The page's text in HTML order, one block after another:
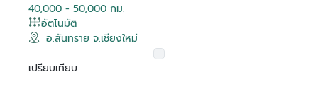
40,000 - 50,000 กม.
อัตโนมัติ
อ.สันทราย จ.เชียงใหม่
เปรียบเทียบ